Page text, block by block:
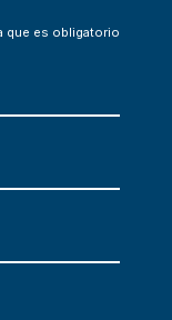
que es obligatorio